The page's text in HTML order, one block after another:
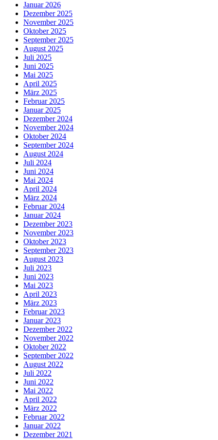
Januar 2026
Dezember 2025
November 2025
Oktober 2025
September 2025
August 2025
Juli 2025
Juni 2025
Mai 2025
April 2025
März 2025
Februar 2025
Januar 2025
Dezember 2024
November 2024
Oktober 2024
September 2024
August 2024
Juli 2024
Juni 2024
Mai 2024
April 2024
März 2024
Februar 2024
Januar 2024
Dezember 2023
November 2023
Oktober 2023
September 2023
August 2023
Juli 2023
Juni 2023
Mai 2023
April 2023
März 2023
Februar 2023
Januar 2023
Dezember 2022
November 2022
Oktober 2022
September 2022
August 2022
Juli 2022
Juni 2022
Mai 2022
April 2022
März 2022
Februar 2022
Januar 2022
Dezember 2021